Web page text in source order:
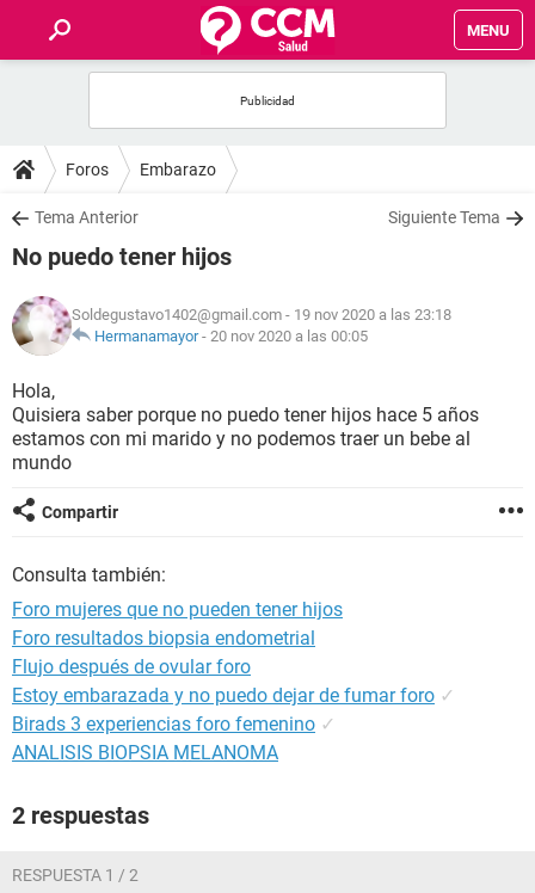
MENU
FOROS
SALUD
FAMILIA
NUTRICIÓN
BIENESTAR
SEXUALIDAD
GLOSARIO
Foros Embarazo
Tema Anterior Siguiente Tema
No puedo tener hijos
Soldegustavo1402@gmail.com - 19 nov 2020 a las 23:18
Hermanamayor- 20 nov 2020 a las 00:05
Hola,
Quisiera saber porque no puedo tener hijos hace 5 años
estamos con mi marido y no podemos traer un bebe al
mundo
Compartir
Consulta también:
Foro mujeres que no pueden tener hijos
Foro resultados biopsia endometrial
Flujo después de ovular foro
Estoy embarazada y no puedo dejar de fumar foro ✓
Birads 3 experiencias foro femenino ✓
ANALISIS BIOPSIA MELANOMA
2 respuestas
RESPUESTA 1 / 2